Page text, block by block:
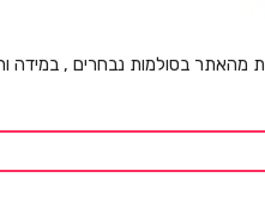
מהאתר בסולמות נבחרים ,